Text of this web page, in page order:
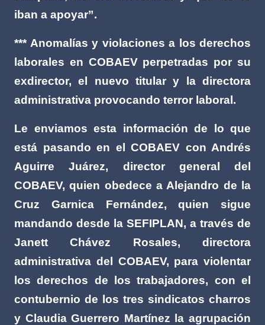
iban a apoyar”.
*** Anomalías y violaciones a los derechos
laborales en COBAEV perpetradas por su
exdirector, el nuevo titular y la directora
administrativa provocando terror laboral.
Le enviamos esta información de lo que
está pasando en el COBAEV con Andrés
Aguirre Juárez, director general del
COBAEV, quien obedece a Alejandro de la
Cruz Garnica Fernández, quien sigue
mandando desde la SEFIPLAN, a través de
Janett Chávez Rosales, directora
administrativa del COBAEV, para violentar
los derechos de los trabajadores, con el
contubernio de los tres sindicatos charros
y Claudia Guerrero Martínez la agrupación